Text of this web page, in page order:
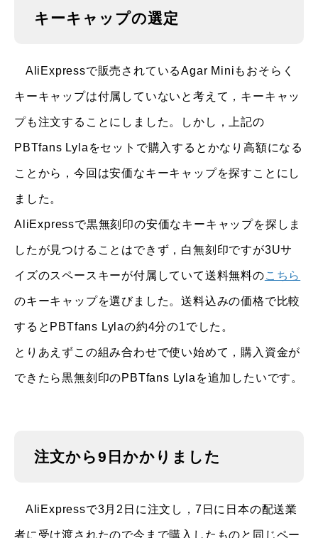
キーキャップの選定
AliExpressで販売されているAgar Miniもおそらく
キーキャップは付属していないと考えて，キーキャッ
プも注文することにしました。しかし，上記の
PBTfans Lylaをセットで購入するとかなり高額になる
ことから，今回は安価なキーキャップを探すことにし
ました。
AliExpressで黒無刻印の安価なキーキャップを探しま
したが見つけることはできず，白無刻印ですが3Uサ
イズのスペースキーが付属していて送料無料のこちら
のキーキャップを選びました。送料込みの価格で比較
するとPBTfans Lylaの約4分の1でした。
とりあえずこの組み合わせで使い始めて，購入資金が
できたら黒無刻印のPBTfans Lylaを追加したいです。
注文から9日かかりました
AliExpressで3月2日に注文し，7日に日本の配送業
者に受け渡されたので今まで購入したものと同じペー